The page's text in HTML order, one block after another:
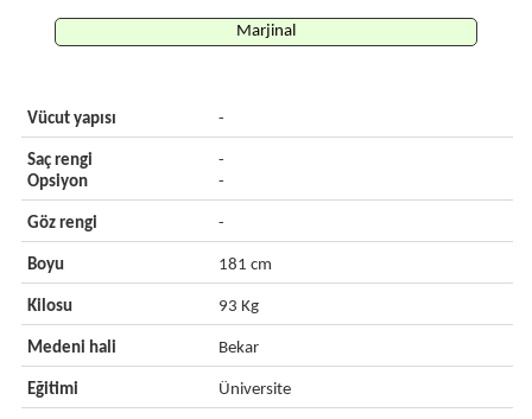
Marjinal
Vücut yapısı -
Saç rengi
Opsiyon
-
-
Göz rengi -
Boyu 181 cm
Kilosu 93 Kg
Medeni hali Bekar
Eğitimi Üniversite